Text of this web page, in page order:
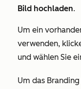
Bild hochladen.
Um ein
verwenden,
und wählen Sie
Um das